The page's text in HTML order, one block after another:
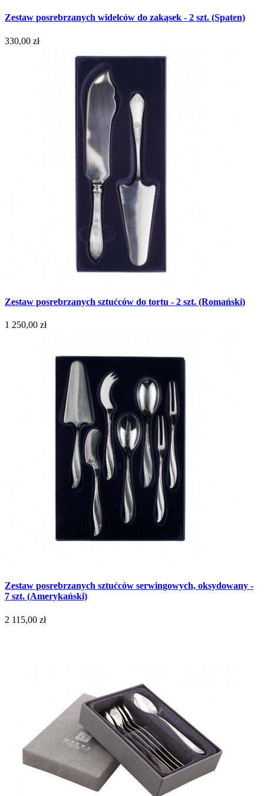
Zestaw posrebrzanych widelców do zakąsek - 2 szt. (Spaten)
330,00 zł
Zestaw posrebrzanych sztućców do tortu - 2 szt. (Romański)
1 250,00 zł
Zestaw posrebrzanych sztućców serwingowych, oksydowany -
7 szt. (Amerykański)
2 115,00 zł